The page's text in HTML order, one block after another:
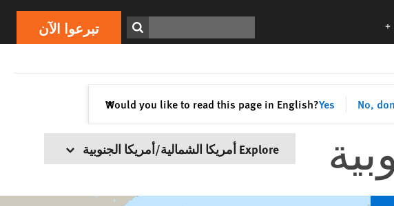
languages تبرعوا الآن
Would you like to read this page in English?Yes No,
✕إغلاق
Explore أمريكا الشمالية/أمريكا الجنوبية